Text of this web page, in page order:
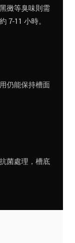
黴等臭味則需
7-11 小時。
仍能保持槽面
菌處理，槽底